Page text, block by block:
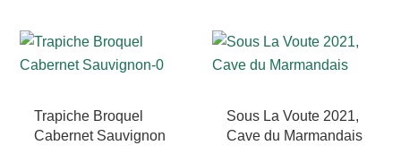
Trapiche Broquel
Cabernet Sauvignon
Sous La Voute 2021,
Cave du Marmandais